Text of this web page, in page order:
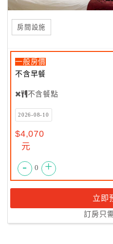
房間設施
一般房價
不含早餐
不含餐點
2026-08-10
$4,070
元
- 0 +
立即
訂房只